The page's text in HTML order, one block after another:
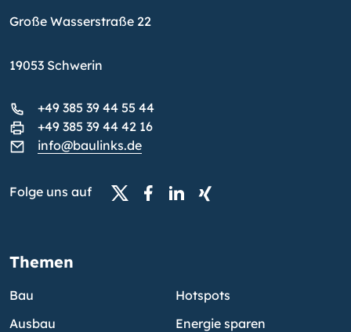
Große Wasserstraße 22
19053 Schwerin
+49 385 39 44 55 44
+49 385 39 44 42 16
info@baulinks.de
Folge uns auf
Themen
Bau
Ausbau
Hotspots
Energie sparen